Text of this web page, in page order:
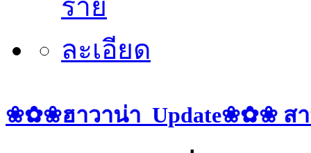
❀✿❀ฮาวาน่า_Update❀✿❀ สาว